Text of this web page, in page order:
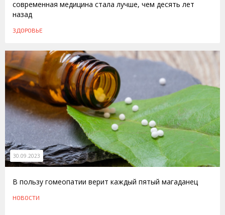
современная медицина стала лучше, чем десять лет
назад
ЗДОРОВЬЕ
30.09.2023
В пользу гомеопатии верит каждый пятый магаданец
НОВОСТИ